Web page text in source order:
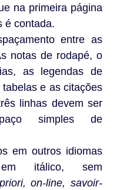
na primeira página
é contada.
entre as
notas de rodapé, o
as legendas de
e as citações
linhas devem ser
simples de
em outros idiomas
itálico, sem
on-line, savoir-